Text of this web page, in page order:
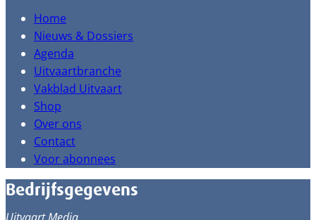
Home
Nieuws & Dossiers
Agenda
Uitvaartbranche
Vakblad Uitvaart
Shop
Over ons
Contact
Voor abonnees
Bedrijfsgegevens